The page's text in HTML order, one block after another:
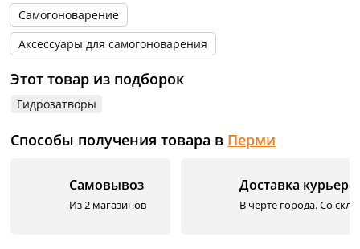
Самогоноварение
Аксессуары для самогоноварения
Этот товар из подборок
Гидрозатворы
Способы получения товара в Перми
Самовывоз
Из 2 магазинов
Доставка
В черте города. Со